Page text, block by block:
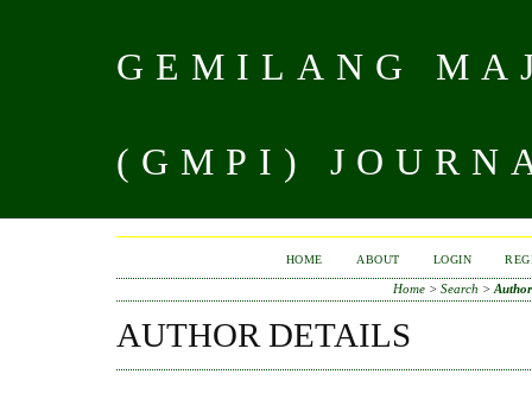
GEMILANG
(GMPI)
HOME ABOUT LOGIN
Home> Search >
AUTHOR DETAILS